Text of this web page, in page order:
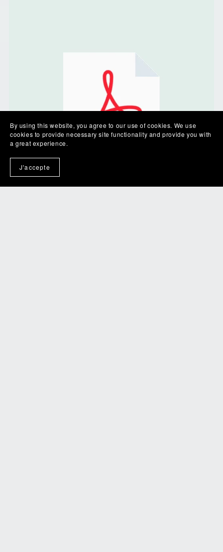
By using this website, you agree to our use of cookies. We use
cookies to provide necessary site functionality and provide you with
a great experience.
J'accepte